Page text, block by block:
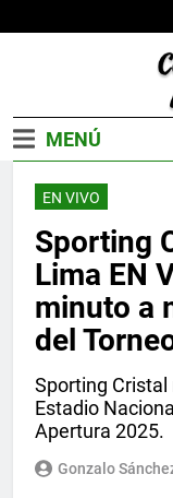
EN VIVO
Sporting
Lima EN
minuto a
del
Sporting Cristal
Estadio
Apertura 2025.
Gonzalo